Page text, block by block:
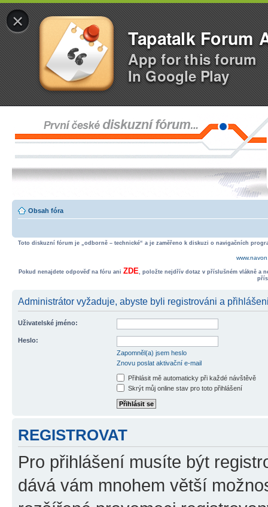
×
Tapatalk Forum
App for this forum
In Google Play
Obsah fóra
Toto diskuzní fórum je „odborně – technické“ a je zaměřeno k diskuzi o navigačních
Pokud nenajdete odpověď na fóru ani ZDE, položte nejdřív dotaz v příslušném vlákně a
Administrátor vyžaduje, abyste byli registrováni a
Uživatelské jméno:
Heslo:
Zapomněl(a) jsem heslo
Znovu poslat aktivační e-mail
Přihlásit mě automaticky při každé návštěvě
Skrýt můj online stav pro toto přihlášení
REGISTROVAT
Pro přihlášení musíte být
dává vám mnohem větší